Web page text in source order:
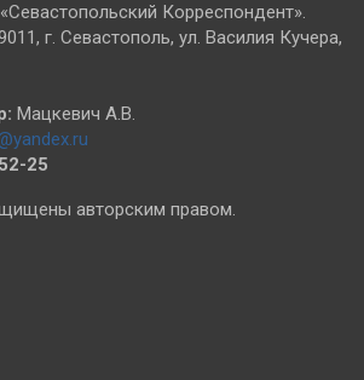
Корреспондент».
г. Севастополь, ул. Василия Кучера,
Мацкевич А.В.
25
авторским правом.